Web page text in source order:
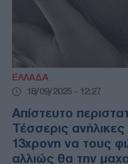
ΕΛΛΑΔΑ
18/09/2025 - 12:27
Απίστευτο
Τέσσερις
13χρονη να τους
αλλιώς θα την